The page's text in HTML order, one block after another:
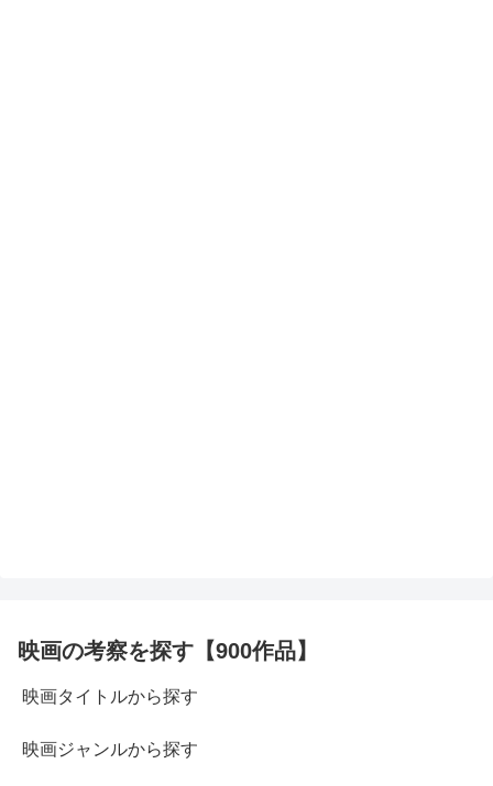
映画の考察を探す【900作品】
映画タイトルから探す
映画ジャンルから探す